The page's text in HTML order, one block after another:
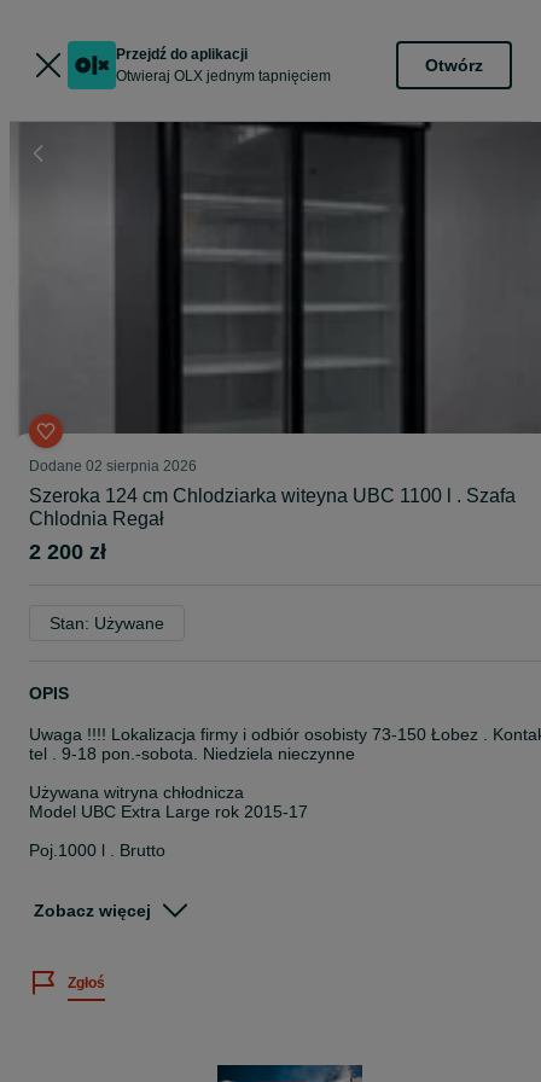
Przejdź do aplikacji
Otwieraj OLX jednym tapnięciem
Otwórz
Dodane 02 sierpnia 2026
Szeroka 124 cm Chlodziarka witeyna UBC 1100 l . Szafa
Chlodnia Regał
2 200 zł
Stan: Używane
OPIS
Uwaga !!!! Lokalizacja firmy i odbiór osobisty 73-150 Łobez .
tel . 9-18 pon.-sobota. Niedziela nieczynne
Używana witryna chłodnicza
Model UBC Extra Large rok 2015-17
Poj.1000 l . Brutto
Chłodzenie dynamiczne nawiew szybkie chłodzenie
Zobacz więcej
Zgłoś